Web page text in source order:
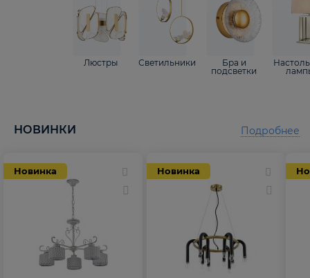
Люстры Светильники
Бра и
подсветки
НОВИНКИ
Новинка Новинка
Подробнее